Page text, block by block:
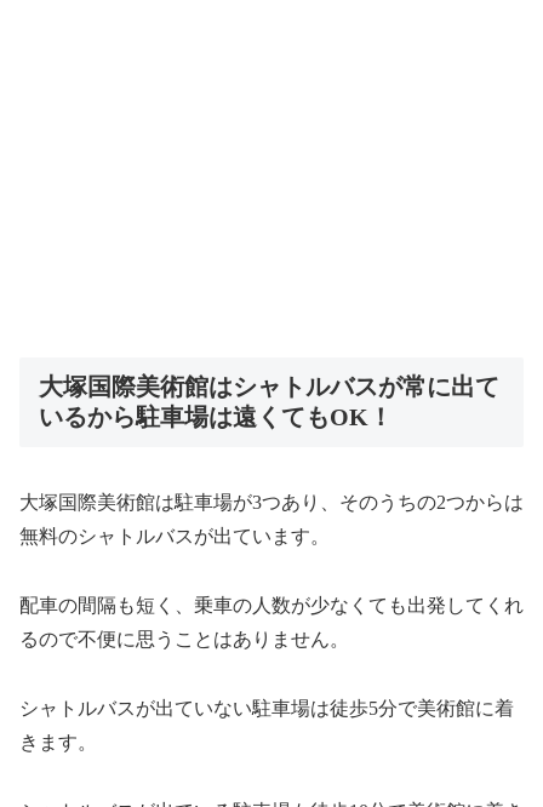
大塚国際美術館はシャトルバスが常に出て
いるから駐車場は遠くてもOK！
大塚国際美術館は駐車場が3つあり、そのうちの2つからは
無料のシャトルバスが出ています。
配車の間隔も短く、乗車の人数が少なくても出発してくれ
るので不便に思うことはありません。
シャトルバスが出ていない駐車場は徒歩5分で美術館に着
きます。